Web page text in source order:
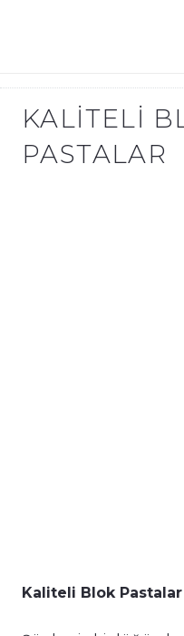
KALITELI
PASTALAR
Kaliteli Blok Pastalar